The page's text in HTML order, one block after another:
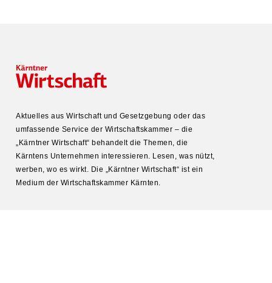
Aktuelles aus Wirtschaft und Gesetz­gebung oder das
umfas­sende Service der Wirtschafts­kammer – die
„Kärntner Wirtschaft“ behandelt die Themen, die
Kärntens Unter­nehmen inter­es­sieren. Lesen, was nützt,
werben, wo es wirkt. Die „Kärntner Wirtschaft“ ist ein
Medium der Wirtschafts­kammer Kärnten.